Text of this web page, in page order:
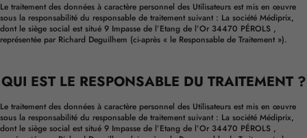
Le traitement des données à caractère personnel des Utilisateurs est mis en œuvre
sous la responsabilité du responsable de traitement suivant : La société Médiprix,
dont le siège social est situé 9 Impasse de l’Etang de l’Or 34470 PÉROLS ,
représentée par Richard Deguilhem (ci-après « le Responsable de Traitement »).
QUI EST LE RESPONSABLE DU TRAITEMENT ?
Le traitement des données à caractère personnel des Utilisateurs est mis en œuvre
sous la responsabilité du responsable de traitement suivant : La société Médiprix,
dont le siège social est situé 9 Impasse de l’Etang de l’Or 34470 PÉROLS ,